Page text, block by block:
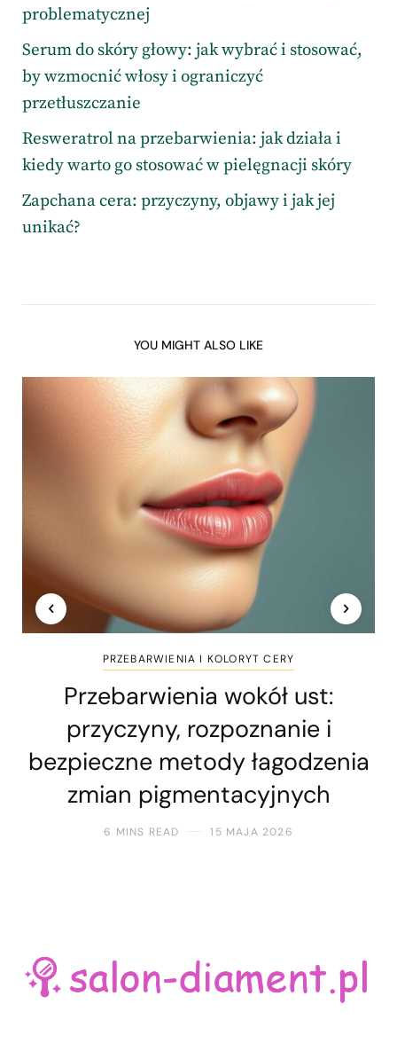
problematycznej
Serum do skóry głowy: jak wybrać i stosować,
by wzmocnić włosy i ograniczyć
przetłuszczanie
Resweratrol na przebarwienia: jak działa i
kiedy warto go stosować w pielęgnacji skóry
Zapchana cera: przyczyny, objawy i jak jej
unikać?
YOU MIGHT ALSO LIKE
PRZEBARWIENIA I KOLORYT CERY
Przebarwienia wokół ust:
przyczyny, rozpoznanie i
bezpieczne metody łagodzenia
zmian pigmentacyjnych
6 MINS READ 15 MAJA 2026